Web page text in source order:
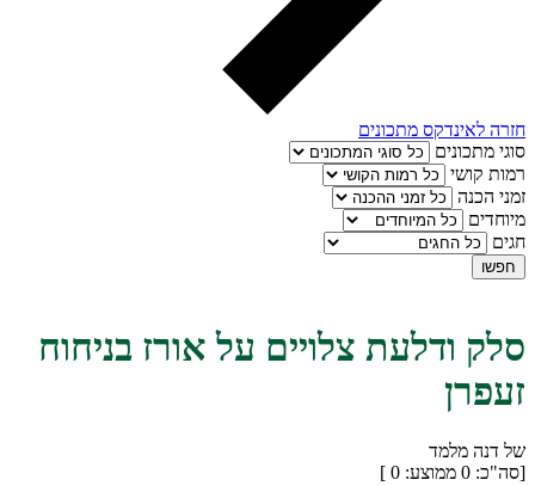
חזרה לאינדקס מתכונים
סוגי מתכונים
רמות קושי
זמני הכנה
מיוחדים
חגים
חפשו
סלק ודלעת צלויים על אורז בניחוח
זעפרן
של דנה מלמד
[סה"כ: 0 ממוצע: 0
]